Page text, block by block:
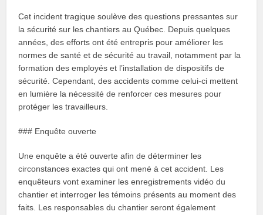
Cet incident tragique soulève des questions pressantes sur
la sécurité sur les chantiers au Québec. Depuis quelques
années, des efforts ont été entrepris pour améliorer les
normes de santé et de sécurité au travail, notamment par la
formation des employés et l’installation de dispositifs de
sécurité. Cependant, des accidents comme celui-ci mettent
en lumière la nécessité de renforcer ces mesures pour
protéger les travailleurs.
### Enquête ouverte
Une enquête a été ouverte afin de déterminer les
circonstances exactes qui ont mené à cet accident. Les
enquêteurs vont examiner les enregistrements vidéo du
chantier et interroger les témoins présents au moment des
faits. Les responsables du chantier seront également